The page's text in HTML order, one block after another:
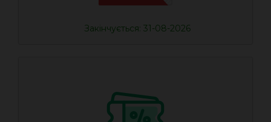
Закінчується: 31-08-2026